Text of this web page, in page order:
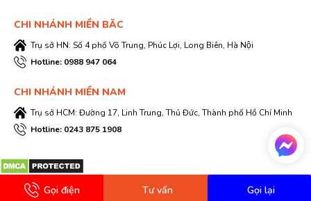
CHI NHÁNH MIỀN BĂC
Trụ sở HN: Số 4 phố Võ Trung, Phúc Lợi, Long Biên, Hà Nội
Hotline: 0988 947 064
CHI NHÁNH MIỀN NAM
Trụ sở HCM: Đường 17, Linh Trung, Thủ Đức, Thành phố Hồ Chí Minh
Hotline: 0243 875 1908
Gọi điện Tư vấn Gọi lại